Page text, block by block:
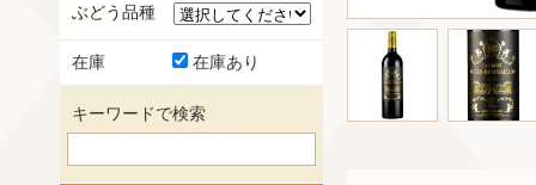
ぶどう品種
在庫 在庫あり
キーワードで検索